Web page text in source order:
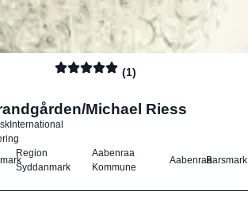
(1)
Michael Riess
International
Region
Syddanmark
Aabenraa
Kommune
AabenraaBarsmark